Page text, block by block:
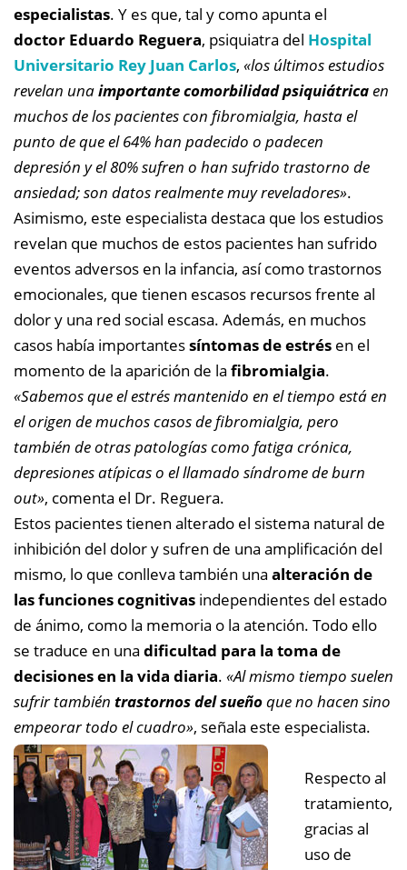
especialistas. Y es que, tal y como apunta el
doctor Eduardo Reguera, psiquiatra del Hospital
Universitario Rey Juan Carlos, «los últimos estudios
revelan unaimportante comorbilidad psiquiátricaen
muchos de los pacientes con fibromialgia, hasta el
punto de que el 64% han padecido o padecen
depresión y el 80% sufren o han sufrido trastorno de
ansiedad; son datos realmente muy reveladores».
Asimismo, este especialista destaca que los estudios
revelan que muchos de estos pacientes han sufrido
eventos adversos en la infancia, así como trastornos
emocionales, que tienen escasos recursos frente al
dolor y una red social escasa. Además, en muchos
casos había importantessíntomas de estrés en el
momento de la aparición de la fibromialgia.
«Sabemos que el estrés mantenido en el tiempo está en
el origen de muchos casos de fibromialgia, pero
también de otras patologías como fatiga crónica,
depresiones atípicas o el llamado síndrome de burn
out», comenta el Dr. Reguera.
Estos pacientes tienen alterado el sistema natural de
inhibición del dolor y sufren de una amplificación del
mismo, lo que conlleva también una alteración de
las funciones cognitivas independientes del estado
de ánimo, como la memoria o la atención. Todo ello
se traduce en una dificultad para la toma de
decisiones en la vida diaria. «Al mismo tiempo suelen
sufrir también trastornos del sueñoque no hacen sino
empeorar todo el cuadro», señala este especialista.
Respecto al
tratamiento,
gracias al
uso de